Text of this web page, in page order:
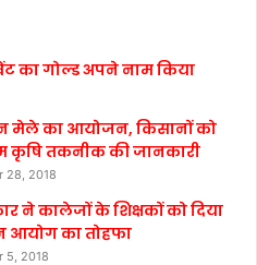
का गोल्ड अपने नाम किया
मेले का आयोजन, किसानों को
कृषि तकनीक की जानकारी
28, 2018
ने कालेजों के शिक्षकों को दिया
आयोग का तोहफा
5, 2018